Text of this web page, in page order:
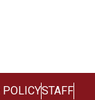
POLICYSTAFF